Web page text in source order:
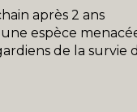
après 2 ans
espèce
de la survie